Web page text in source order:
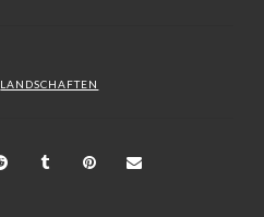
LANDSCHAFTEN